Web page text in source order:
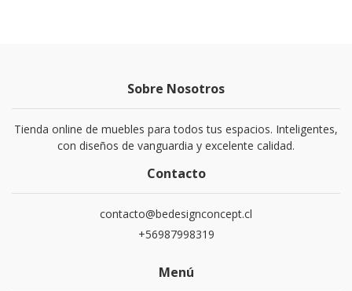
Sobre Nosotros
Tienda online de muebles para todos tus espacios. Inteligentes,
con diseños de vanguardia y excelente calidad.
Contacto
contacto@bedesignconcept.cl
+56987998319
Menú